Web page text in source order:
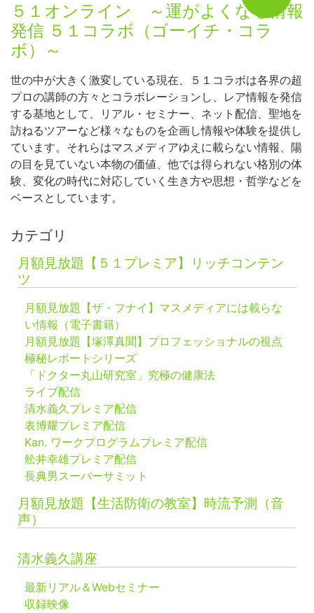
５１オンライン ～運がよくなる情報
発信 ５１コラボ（ゴーイチ・コラ
ボ）～
世の中が大きく激変している現在、５１コラボは各界の超
プロの講師の方々とコラボレーションし、レア情報を発信
する基地として、リアル・セミナー、ネット配信、聖地を
訪ねるツアーなど様々なものを企画し情報や体験を提供し
ています。それらはマスメディアゆえに載らない情報、陽
の目を見ていない本物の価値、他では得られない格別の体
験、変化の時代に対応していく生き方や思想・哲学などを
ベースとしています。
カテゴリ
月額見放題【５１プレミア】リッチコンテン
ツ
月額見放題【ザ・フナイ】マスメディアには載らな
い情報（電子書籍）
月額見放題【塚澤真聞】プロフェッショナルの視点
極秘レポートシリーズ
「ドクター丸山研究室」究極の健康法
ライブ配信
清水義久プレミア配信
表博耀プレミア配信
Kan. ワークプログラムプレミア配信
舩井幸雄プレミア配信
長典男スーパーサミット
月額見放題【生活防衛の教室】時流予測（音
声）
清水義久講座
最新リアル＆Webセミナー
収録映像